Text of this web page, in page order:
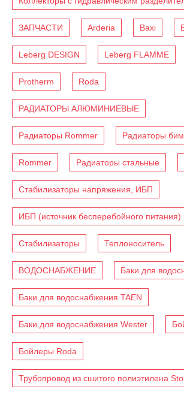
ЗАПЧАСТИ Arderia Baxi
Leberg DESIGN Leberg FLAMME
Protherm Roda
РАДИАТОРЫ АЛЮМИНИЕВЫЕ
Радиаторы Rommer Радиаторы
Rommer Радиаторы стальные
Стабилизаторы напряжения, ИБП
ИБП (источник бесперебойного питания)
Стабилизаторы Теплоноситель
ВОДОСНАБЖЕНИЕ Баки для
Баки для водоснабжения TAEN
Баки для водоснабжения Wester
Бойлеры Roda
Трубопровод из сшитого полиэтилена